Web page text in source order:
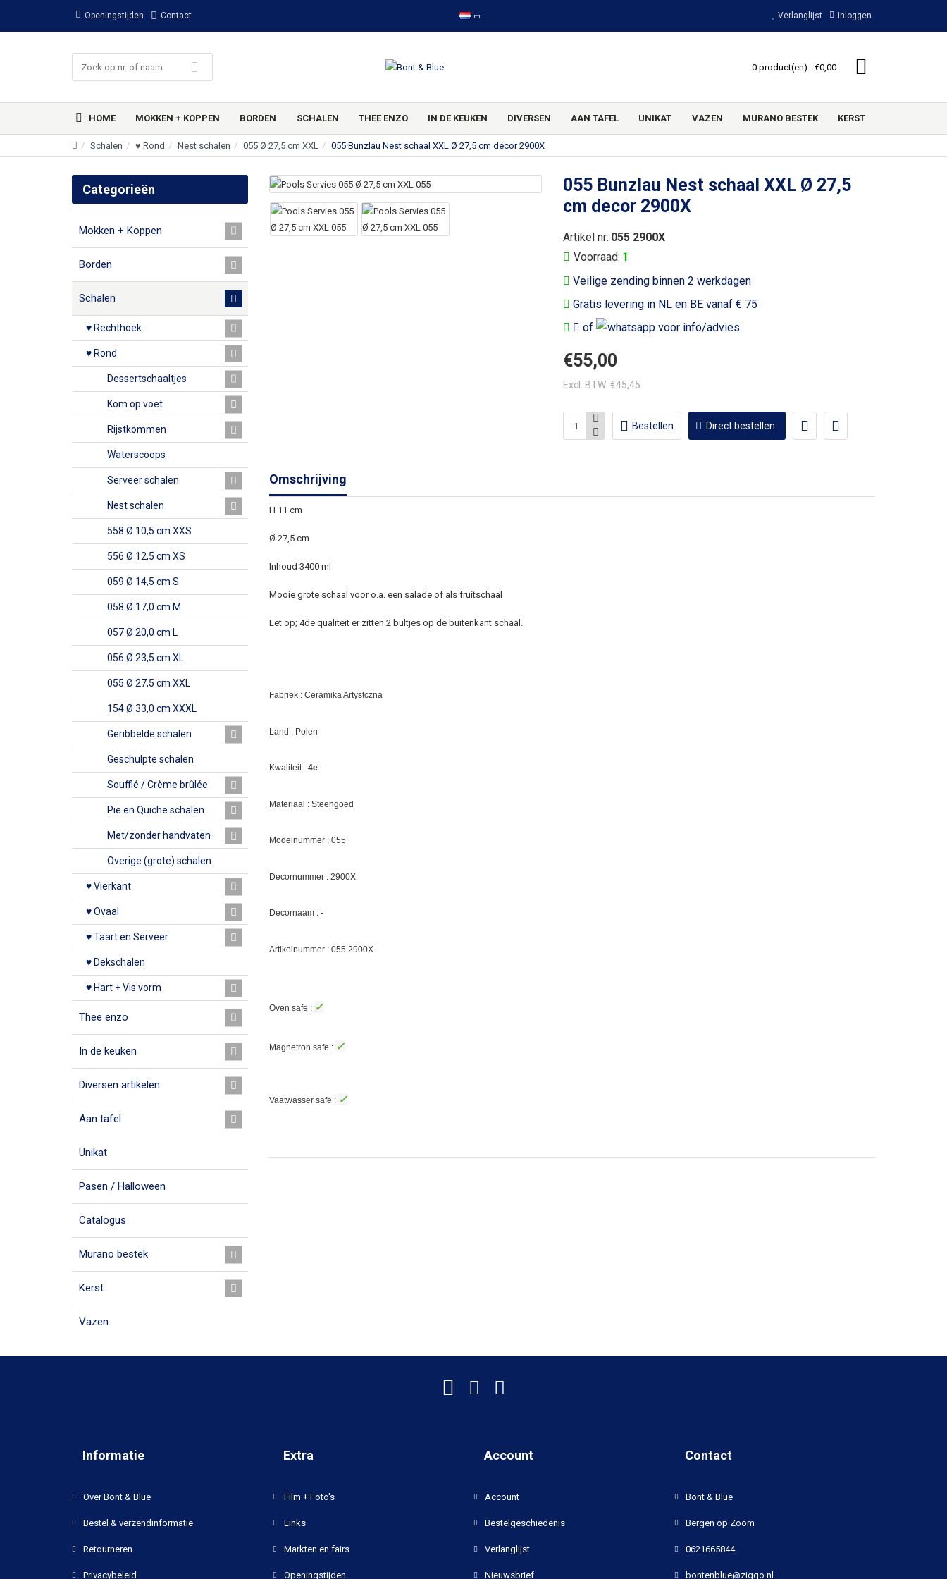
Openingstijden Contact Verlanglijst Inloggen
0 product(en) - €0,00
HOME MOKKEN + KOPPEN BORDEN SCHALEN THEE ENZO IN DE KEUKEN DIVERSEN AAN TAFEL UNIKAT VAZEN MURANO BESTEK KERST
Schalen ♥ Rond Nest schalen 055 Ø 27,5 cm XXL 055 Bunzlau Nest schaal XXL Ø 27,5 cm decor 2900X
Categorieën
Mokken + Koppen
Borden
Schalen
♥ Rechthoek
♥ Rond
Dessertschaaltjes
Kom op voet
Rijstkommen
Waterscoops
Serveer schalen
Nest schalen
558 Ø 10,5 cm XXS
556 Ø 12,5 cm XS
059 Ø 14,5 cm S
058 Ø 17,0 cm M
057 Ø 20,0 cm L
056 Ø 23,5 cm XL
055 Ø 27,5 cm XXL
154 Ø 33,0 cm XXXL
Geribbelde schalen
Geschulpte schalen
Soufflé / Crème brûlée
Pie en Quiche schalen
Met/zonder handvaten
Overige (grote) schalen
♥ Vierkant
♥ Ovaal
♥ Taart en Serveer
♥ Dekschalen
♥ Hart + Vis vorm
Thee enzo
In de keuken
Diversen artikelen
Aan tafel
Unikat
Pasen / Halloween
Catalogus
Murano bestek
Kerst
Vazen
055 Bunzlau Nest schaal XXL Ø 27,5
cm decor 2900X
Veilige zending binnen 2 werkdagen
Gratis levering in NL en BE vanaf € 75
of
voor info/advies.
Voorraad: 1
Artikel nr: 055 2900X
€55,00
Excl. BTW: €45,45
Bestellen Direct bestellen
Omschrijving
H 11 cm
Ø 27,5 cm
Inhoud 3400 ml
Mooie grote schaal voor o.a. een salade of als fruitschaal
Let op; 4de qualiteit er zitten 2 bultjes op de buitenkant schaal.
Fabriek : Ceramika Artystczna
Land : Polen
Kwaliteit : 4e
Materiaal : Steengoed
Modelnummer : 055
Decornummer : 2900X
Decornaam : -
Artikelnummer : 055 2900X
Oven safe : ✓
Magnetron safe : ✓
Vaatwasser safe : ✓
Informatie
Over Bont & Blue
Bestel & verzendinformatie
Retourneren
Privacybeleid
Extra
Film + Foto's
Links
Markten en fairs
Openingstijden
Account
Account
Bestelgeschiedenis
Verlanglijst
Nieuwsbrief
Contact
Bont & Blue
Bergen op Zoom
0621665844
bontenblue@ziggo.nl